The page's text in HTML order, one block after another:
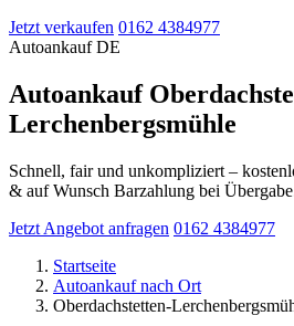
Jetzt verkaufen 0162 4384977
Autoankauf DE
Autoankauf
Lerchenbergsmühle
Schnell, fair und unkompliziert –
& auf Wunsch Barzahlung bei
Jetzt Angebot anfragen 0162 4384977
Startseite
Autoankauf nach Ort
Oberdachstetten-